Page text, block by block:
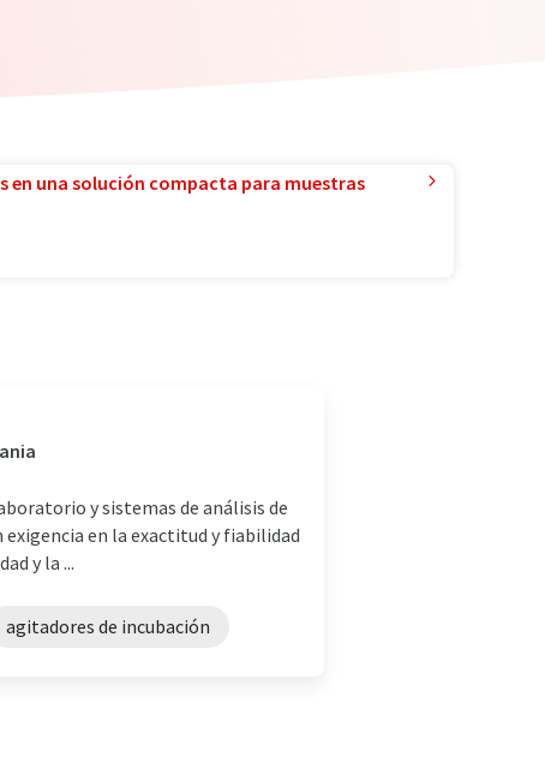
en una solución compacta para muestras
y sistemas de análisis de
en la exactitud y fiabilidad
y la ...
agitadores de incubación